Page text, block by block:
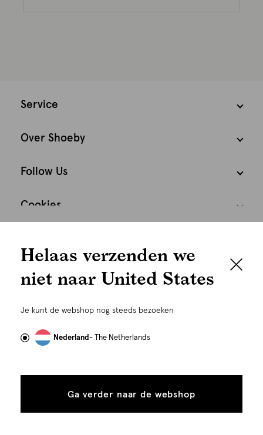
graag persoonlijk
gebruiken wij cookies en daarmee vergelijkbare
om advertenties te personaliseren...
tonen
toestaan
Service
Over Shoeby
Follow Us
Cookies
Helaas verzenden we
niet naar United States
Je kunt de webshop nog steeds bezoeken
Nederland- The Netherlands
Ga verder naar de webshop